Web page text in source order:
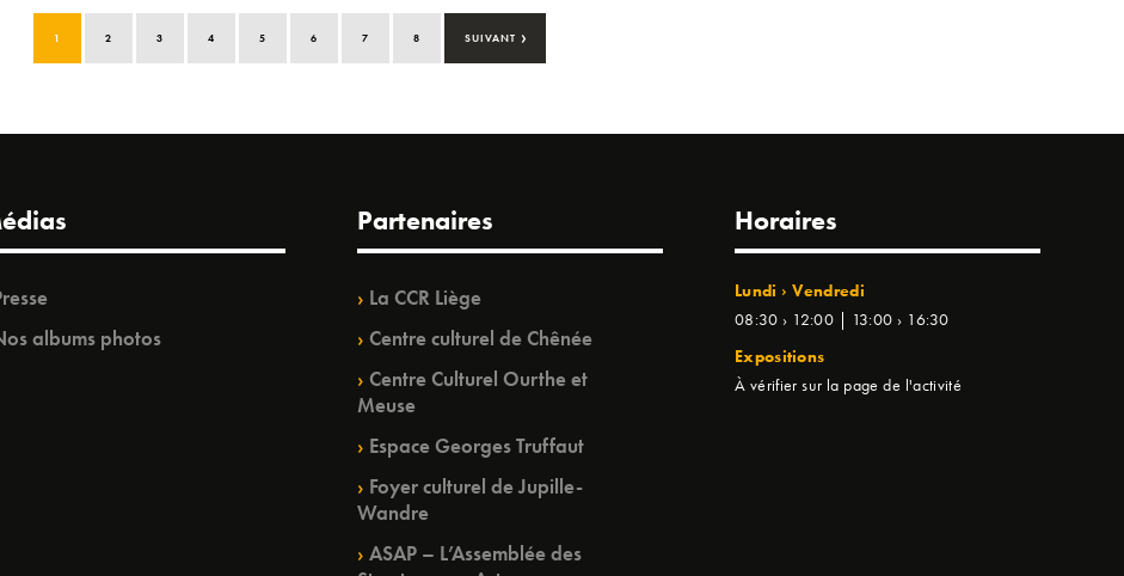
1 2 3 4 5 6 7 8 SUIVANT ›
albums photos
Partenaires
La CCR Liège
Centre culturel de Chênée
Centre Culturel Ourthe et
Meuse
Espace Georges Truffaut
Foyer culturel de Jupille-
Wandre
ASAP – L’Assemblée des
Horaires
Lundi › Vendredi
08:30 › 12:00 | 13:00 › 16:30
Expositions
À vérifier sur la page de l'activité